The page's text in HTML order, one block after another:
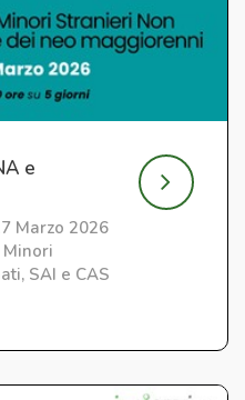
e
Marzo 2026
SAI e CAS